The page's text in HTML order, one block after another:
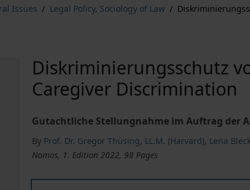
Issues / Legal Policy, Sociology of Law /
Diskriminierungsschutz
Caregiver Discrimination
Gutachtliche Stellungnahme im Auftrag der
By Prof. Dr. Gregor Thüsing, LL.M. (Harvard), Lena
Nomos, 1. Edition 2022, 98 Pages